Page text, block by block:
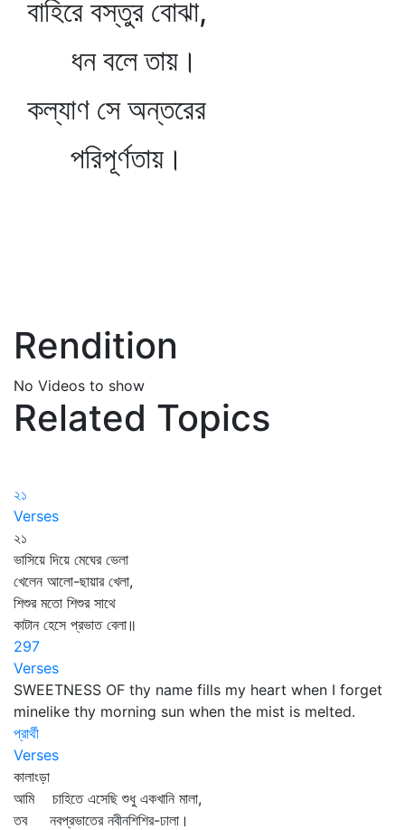
বাহিরে বস্তুর বোঝা,
ধন বলে তায়।
কল্যাণ সে অন্তরের
পরিপূর্ণতায়।
Rendition
No Videos to show
Related Topics
২১
Verses
২১
ভাসিয়ে দিয়ে মেঘের ভেলা
খেলেন আলো-ছায়ার খেলা,
শিশুর মতো শিশুর সাথে
কাটান হেসে প্রভাত বেলা॥
297
Verses
SWEETNESS OF thy name fills my heart when I forget
minelike thy morning sun when the mist is melted.
প্রার্থী
Verses
কালাংড়া
আমি চাহিতে এসেছি শুধু একখানি মালা,
তব নবপ্রভাতের নবীনশিশির-ঢালা।